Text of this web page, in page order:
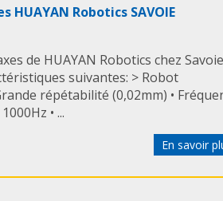
Robotics SAVOIE
de HUAYAN Robotics chez Savoie
suivantes: > Robot
répétabilité (0,02mm) •
• ...
En savoir